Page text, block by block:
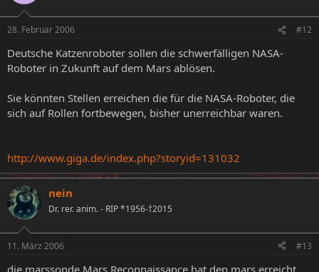
28. Februar 2006 #12
Deutsche Katzenroboter sollen die schwerfälligen NASA-
Roboter in Zukunft auf dem Mars ablösen.
Sie könnten Stellen erreichen die für die NASA-Roboter, die
sich auf Rollen fortbewegen, bisher unerreichbar waren.
http://www.giga.de/index.php?storyid=131032
nein
Dr. rer. anim. - RIP *1956-†2015
11. März 2006 #13
die marssonde Mars Reconnaissance hat den mars erreicht